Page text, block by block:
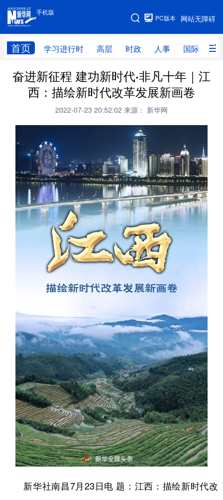
手机版
网站无障碍
PC版本
首页 学习进行时 高层 时政 人事 国际 财
手机版
网站地图
学习进行时 高层 时政 人事
国际 财经 网评 港澳
全球连线
量子
文化 书画 健康 军事
访谈 视频 图片 政务
法律 中央文件 金融 汽车
食品 人居 信息化
乡村振兴 银龄
旅游 能源
娱乐 时尚
一带一路
文化产业
地方频道
北京 天津 河北 山西
辽宁 吉林 上海 江苏
浙江 安徽 福建 江西
山东 河南 湖北 湖南
四川 贵州 云南 西藏
奋进新征程 建功新时代·非凡十年｜江
西：描绘新时代改革发展新画卷
2022-07-23 20:52:02 来源： 新华网
新华社南昌7月23日电 题：江西：描绘新时代改